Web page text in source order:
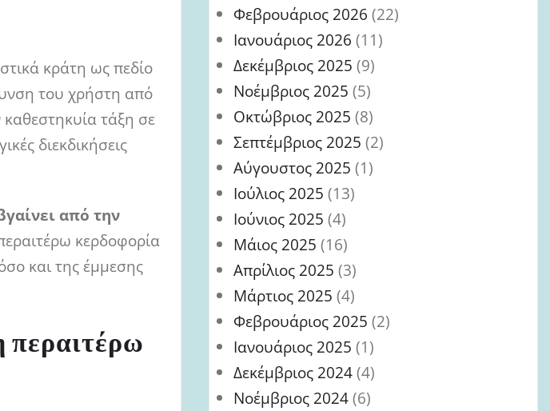
κράτη ως πεδίο
του χρήστη από
τάξη σε
διεκδικήσεις
από την
κερδοφορία
και της έμμεσης
Φεβρουάριος 2026 (22)
Ιανουάριος 2026 (11)
Δεκέμβριος 2025 (9)
Νοέμβριος 2025 (5)
Οκτώβριος 2025 (8)
Σεπτέμβριος 2025 (2)
Αύγουστος 2025 (1)
Ιούλιος 2025 (13)
Ιούνιος 2025 (4)
Μάιος 2025 (16)
Απρίλιος 2025 (3)
Μάρτιος 2025 (4)
Φεβρουάριος 2025 (2)
Ιανουάριος 2025 (1)
Δεκέμβριος 2024(4)
Νοέμβριος 2024(6)